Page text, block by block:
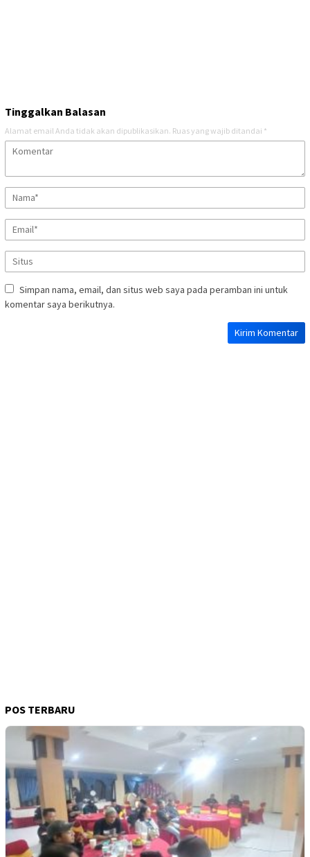
Tinggalkan Balasan
Alamat email Anda tidak akan dipublikasikan. Ruas yang wajib ditandai *
Simpan nama, email, dan situs web saya pada peramban ini untuk
komentar saya berikutnya.
POS TERBARU